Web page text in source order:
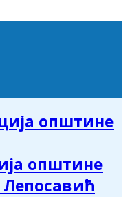
општине